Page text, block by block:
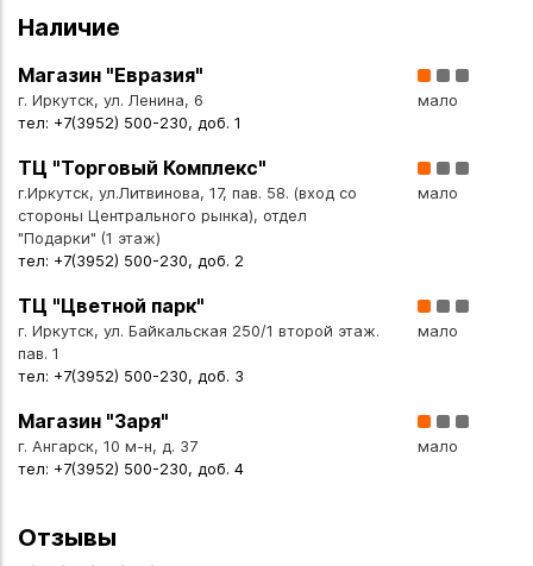
Наличие
Магазин "Евразия"
г. Иркутск, ул. Ленина, 6
тел: +7(3952) 500-230, доб. 1
мало
ТЦ "Торговый Комплекс"
г.Иркутск, ул.Литвинова, 17, пав. 58. (вход со
стороны Центрального рынка), отдел
"Подарки" (1 этаж)
тел: +7(3952) 500-230, доб. 2
мало
ТЦ "Цветной парк"
г. Иркутск, ул. Байкальская 250/1 второй этаж.
пав. 1
тел: +7(3952) 500-230, доб. 3
мало
Магазин "Заря"
г. Ангарск, 10 м-н, д. 37
тел: +7(3952) 500-230, доб. 4
мало
Отзывы